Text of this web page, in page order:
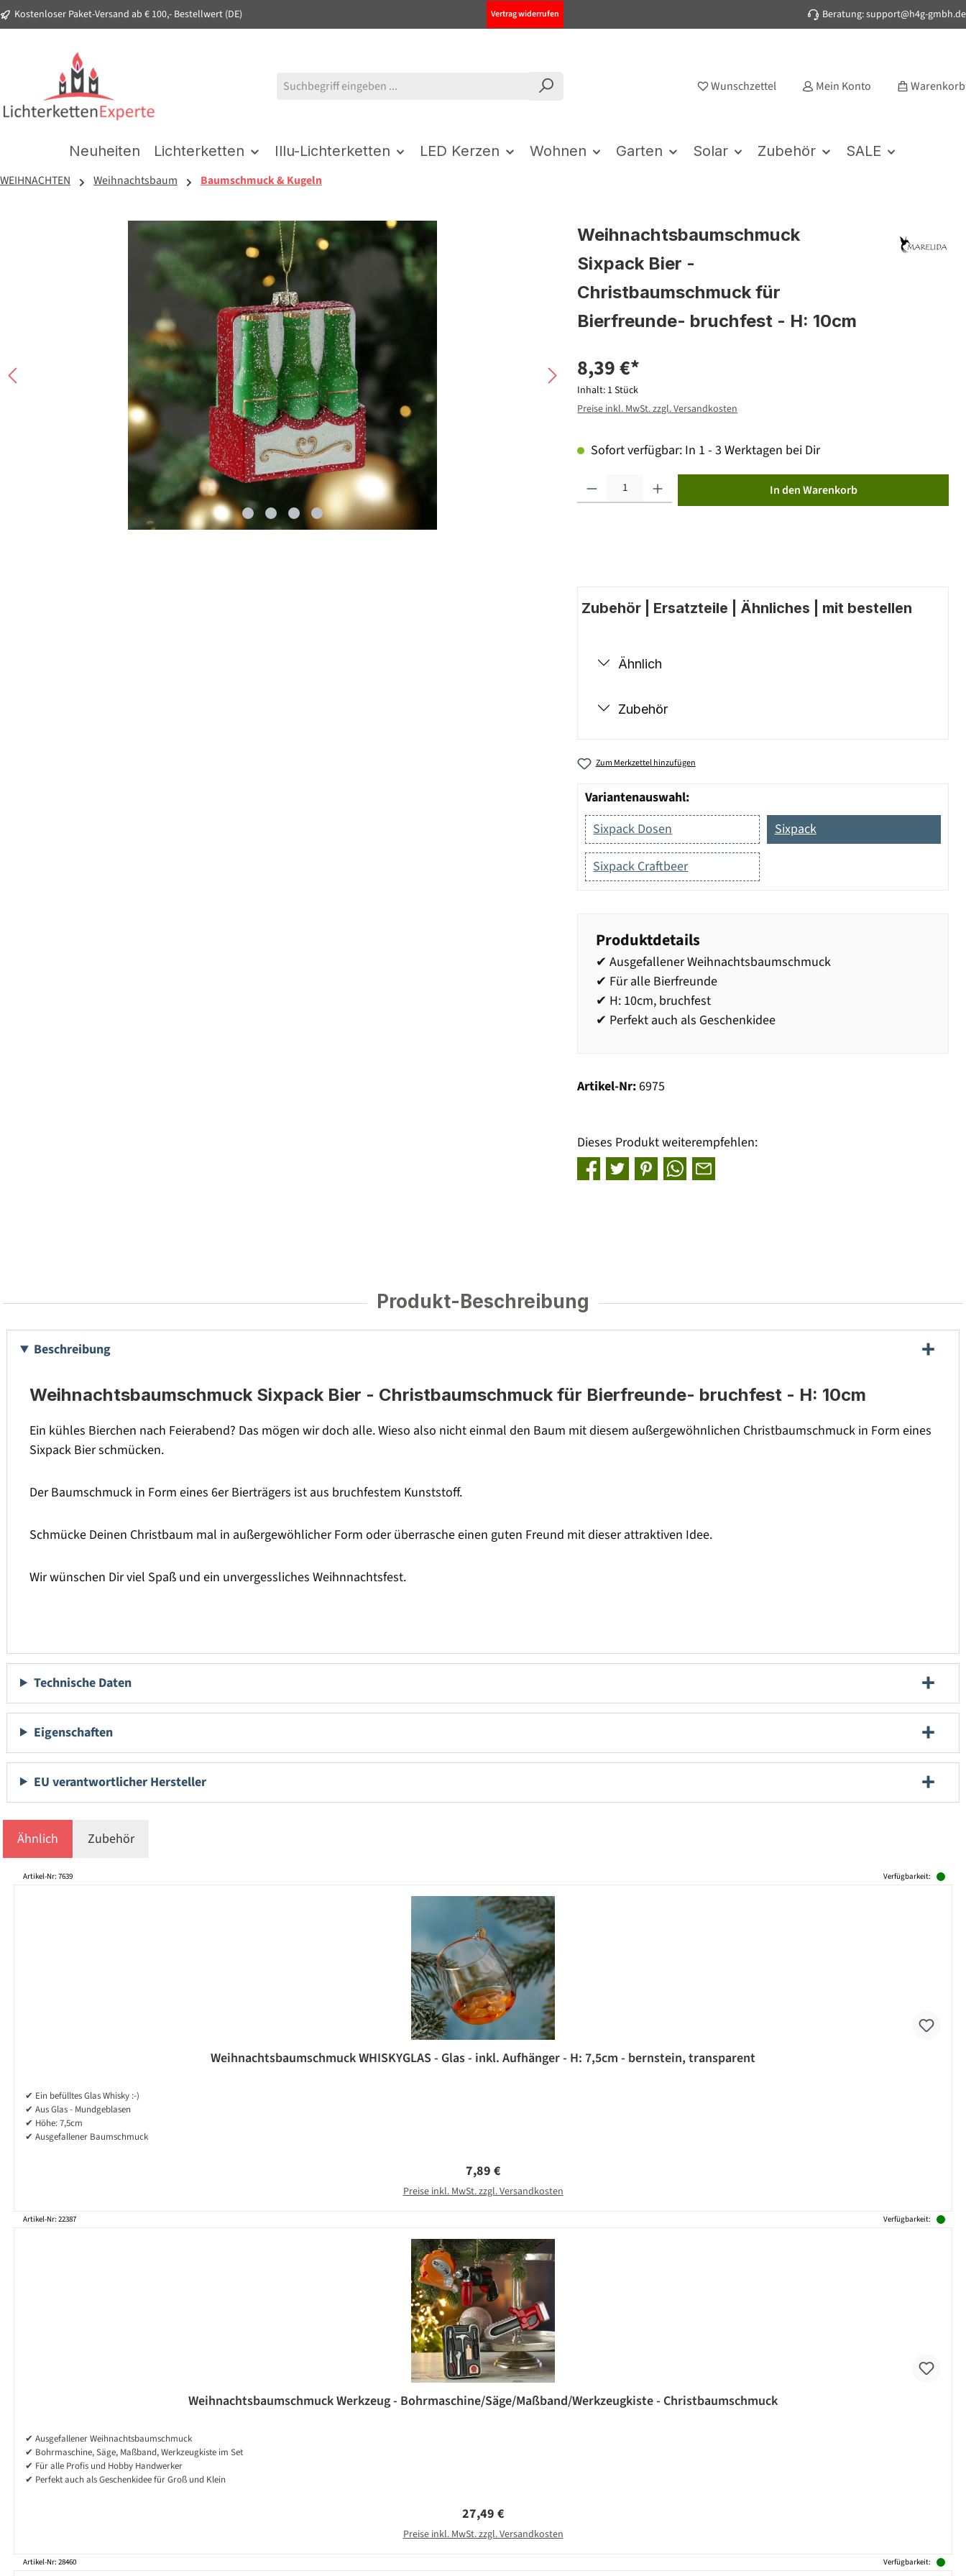
Zur Hauptnavigation springen
Kostenloser Paket-Versand ab € 100,- Bestellwert (DE) Vertrag widerrufen Beratung: support@h4g-gmbh.de
Wunschzettel Mein Konto Warenkorb
Neuheiten Lichterketten Illu-Lichterketten LED Kerzen Wohnen Garten Solar Zubehör SALE
WEIHNACHTEN Weihnachtsbaum Baumschmuck & Kugeln
Bildergalerie überspringen
Weihnachtsbaumschmuck
Sixpack Bier -
Christbaumschmuck für
Bierfreunde- bruchfest - H: 10cm
8,39 €*
Inhalt: 1 Stück
Preise inkl. MwSt. zzgl. Versandkosten
Sofort verfügbar: In 1 - 3 Werktagen bei Dir
In den Warenkorb
Zubehör | Ersatzteile | Ähnliches | mit bestellen
Ähnlich
Zubehör
Zum Merkzettel hinzufügen
Variantenauswahl:
Sixpack Dosen
Sixpack
Sixpack Craftbeer
Produktdetails
✔ Ausgefallener Weihnachtsbaumschmuck
✔ Für alle Bierfreunde
✔ H: 10cm, bruchfest
✔ Perfekt auch als Geschenkidee
Artikel-Nr:6975
Dieses Produkt weiterempfehlen:
Produkt-Beschreibung
Beschreibung
Weihnachtsbaumschmuck Sixpack Bier - Christbaumschmuck für Bierfreunde- bruchfest - H: 10cm
Ein kühles Bierchen nach Feierabend? Das mögen wir doch alle. Wieso also nicht einmal den Baum mit diesem außergewöhnlichen Christbaumschmuck in Form eines
Sixpack Bier schmücken.
Der Baumschmuck in Form eines 6er Bierträgers ist aus bruchfestem Kunststoff.
Schmücke Deinen Christbaum mal in außergewöhlicher Form oder überrasche einen guten Freund mit dieser attraktiven Idee.
Wir wünschen Dir viel Spaß und ein unvergessliches Weihnnachtsfest.
Technische Daten
Eigenschaften
EU verantwortlicher Hersteller
Ähnlich Zubehör
Produktgalerie überspringen
Artikel-Nr: 7639 Verfügbarkeit:
Weihnachtsbaumschmuck WHISKYGLAS - Glas - inkl. Aufhänger - H: 7,5cm - bernstein, transparent
✔ Ein befülltes Glas Whisky :-)
✔ Aus Glas - Mundgeblasen
✔ Höhe: 7,5cm
✔ Ausgefallener Baumschmuck
Regulärer Preis:
7,89 €
Preise inkl. MwSt. zzgl. Versandkosten
Artikel-Nr: 22387 Verfügbarkeit:
Weihnachtsbaumschmuck Werkzeug - Bohrmaschine/Säge/Maßband/Werkzeugkiste - Christbaumschmuck
✔ Ausgefallener Weihnachtsbaumschmuck
✔ Bohrmaschine, Säge, Maßband, Werkzeugkiste im Set
✔ Für alle Profis und Hobby Handwerker
✔ Perfekt auch als Geschenkidee für Groß und Klein
Regulärer Preis:
27,49 €
Preise inkl. MwSt. zzgl. Versandkosten
Artikel-Nr: 28460 Verfügbarkeit: